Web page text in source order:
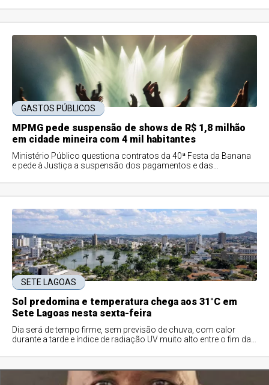
GASTOS PÚBLICOS
MPMG pede suspensão de shows de R$ 1,8 milhão
em cidade mineira com 4 mil habitantes
Ministério Público questiona contratos da 40ª Festa da Banana
e pede à Justiça a suspensão dos pagamentos e das
SETE LAGOAS
Sol predomina e temperatura chega aos 31°C em
Sete Lagoas nesta sexta-feira
Dia será de tempo firme, sem previsão de chuva, com calor
durante a tarde e índice de radiação UV muito alto entre o fim da